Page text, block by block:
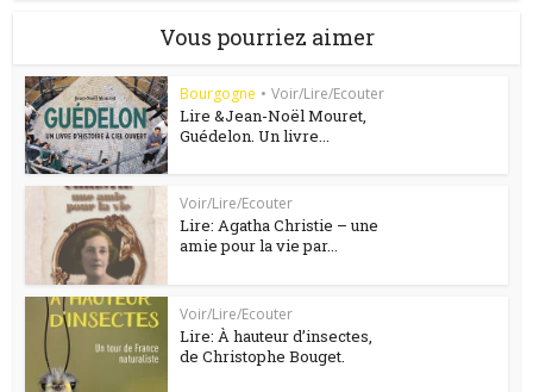
Vous pourriez aimer
Bourgogne • Voir/Lire/Ecouter
Lire &Jean-Noël Mouret,
Guédelon. Un livre...
Voir/Lire/Ecouter
Lire: Agatha Christie – une
amie pour la vie par...
Voir/Lire/Ecouter
Lire: À hauteur d’insectes,
de Christophe Bouget.